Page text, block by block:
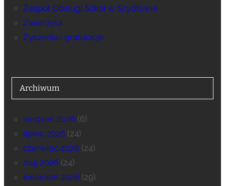
Zespół Obsługi Szkół w Szydłowie
Zwierzęta
Życzenia i gratulacje
Archiwum
sierpień 2026(6)
lipiec 2026(24)
czerwiec 2026(24)
maj 2026(24)
kwiecień 2026(29)